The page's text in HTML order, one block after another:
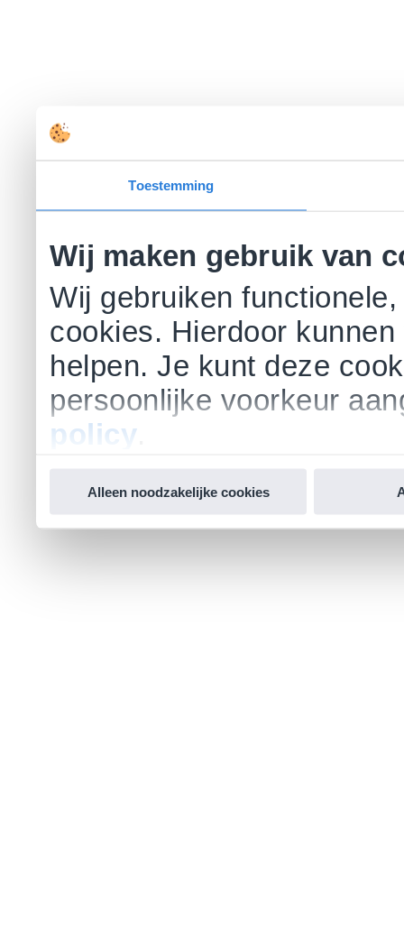
Toestemming
Wij maken gebruik van
Wij gebruiken
cookies. Hierdoor
helpen. Je kunt deze
persoonlijke voorkeur
policy
Alleen noodzakelijke cookies